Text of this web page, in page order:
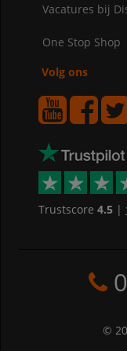
Vacatures bij
One Stop Shop
Volg ons
Trustscore 4.5|
©